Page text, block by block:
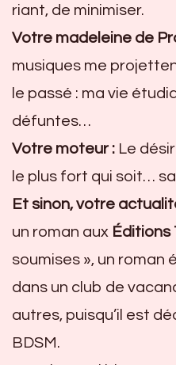
riant, de minimiser.
Votre madeleine de
musiques me
le passé : ma vie
défuntes…
Votre moteur : Le
le plus fort qui soit…
Et sinon, votre
un roman aux Éditions
soumises », un roman
dans un club de
autres, puisqu’il est
BDSM.